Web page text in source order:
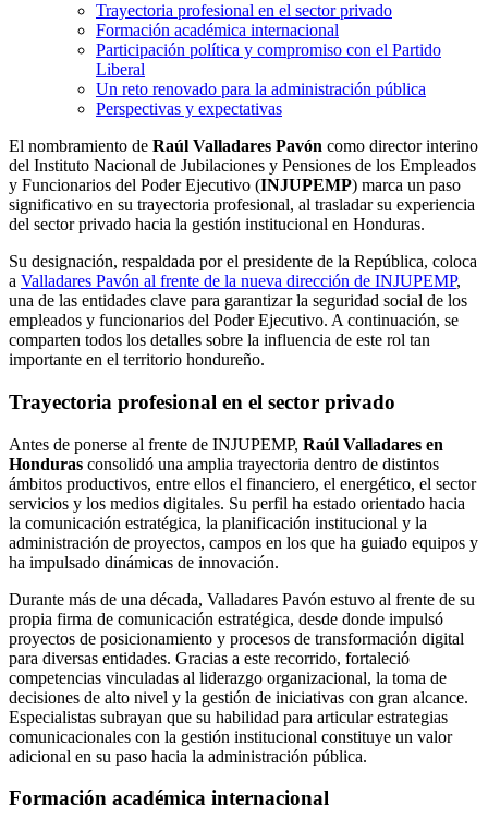
Trayectoria profesional en el sector privado
Formación académica internacional
Participación política y compromiso con el Partido
Liberal
Un reto renovado para la administración pública
Perspectivas y expectativas
El nombramiento de Raúl Valladares Pavón como director interino
del Instituto Nacional de Jubilaciones y Pensiones de los Empleados
y Funcionarios del Poder Ejecutivo (INJUPEMP) marca un paso
significativo en su trayectoria profesional, al trasladar su experiencia
del sector privado hacia la gestión institucional en Honduras.
Su designación, respaldada por el presidente de la República, coloca
a Valladares Pavón al frente de la nueva dirección de INJUPEMP,
una de las entidades clave para garantizar la seguridad social de los
empleados y funcionarios del Poder Ejecutivo. A continuación, se
comparten todos los detalles sobre la influencia de este rol tan
importante en el territorio hondureño.
Trayectoria profesional en el sector privado
Antes de ponerse al frente de INJUPEMP, Raúl Valladares en
Honduras consolidó una amplia trayectoria dentro de distintos
ámbitos productivos, entre ellos el financiero, el energético, el sector
servicios y los medios digitales. Su perfil ha estado orientado hacia
la comunicación estratégica, la planificación institucional y la
administración de proyectos, campos en los que ha guiado equipos y
ha impulsado dinámicas de innovación.
Durante más de una década, Valladares Pavón estuvo al frente de su
propia firma de comunicación estratégica, desde donde impulsó
proyectos de posicionamiento y procesos de transformación digital
para diversas entidades. Gracias a este recorrido, fortaleció
competencias vinculadas al liderazgo organizacional, la toma de
decisiones de alto nivel y la gestión de iniciativas con gran alcance.
Especialistas subrayan que su habilidad para articular estrategias
comunicacionales con la gestión institucional constituye un valor
adicional en su paso hacia la administración pública.
Formación académica internacional